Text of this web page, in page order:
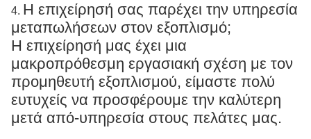
4. Η επιχείρησή σας παρέχει την υπηρεσία
μεταπωλήσεων στον εξοπλισμό;
Η επιχείρησή μας έχει μια
μακροπρόθεσμη εργασιακή σχέση με τον
προμηθευτή εξοπλισμού, είμαστε πολύ
ευτυχείς να προσφέρουμε την καλύτερη
μετά από-υπηρεσία στους πελάτες μας.